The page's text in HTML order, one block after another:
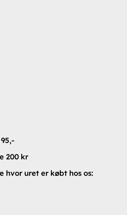
200 kr
hvor uret er købt hos os: